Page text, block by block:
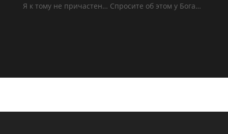
Я к тому не причастен… Спросите об этом у Бога…